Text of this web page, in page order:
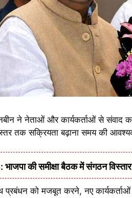
नबीन ने नेताओं और कार्यकर्ताओं से
तक सक्रियता बढ़ाना समय की
की समीक्षा बैठक में संगठन
को मजबूत करने, नए कार्यकर्ताओं